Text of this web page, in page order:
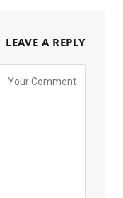
LEAVE A REPLY